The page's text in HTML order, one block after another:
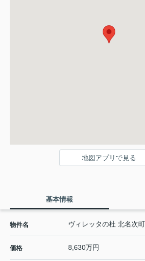
地図アプリで見る
基本情報
物件名 ヴィレッタの杜 北名次町
価格 8,630万円